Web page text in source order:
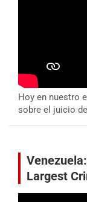
Hoy en nuestro
sobre el juicio
Largest